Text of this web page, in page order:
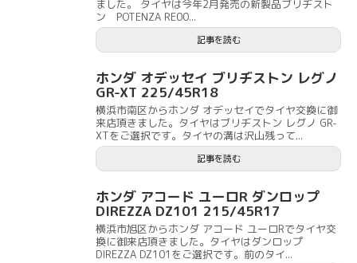
ました。 タイヤは今年2月発売の新製品ブリヂスト
ン POTENZA RE00...
記事を読む
ホンダ オデッセイ ブリヂストン レグノ
GR-XT 225/45R18
横浜市南区からホンダ オデッセイでタイヤ交換に御
来店頂きました。タイヤはブリヂストン レグノ GR-
XTをご選択です。タイヤの溝は沢山残って...
記事を読む
ホンダ アコード ユーロR ダンロップ
DIREZZA DZ101 215/45R17
横浜市旭区からホンダ アコード ユーロRでタイヤ交
換に御来店頂きました。タイヤはダンロップ
DIREZZA DZ101をご選択です。前のタイ...